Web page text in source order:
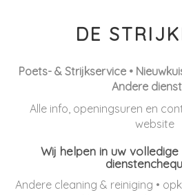
DE
Poets- & Strijkservice •
Andere
Alle info, openingsuren en
website
Wij helpen in uw volledige
Andere cleaning & reiniging •